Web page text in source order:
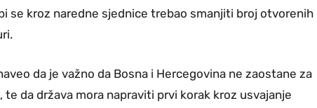
se kroz naredne sjednice trebao smanjiti broj otvorenih
da je važno da Bosna i Hercegovina ne zaostane za
da država mora napraviti prvi korak kroz usvajanje